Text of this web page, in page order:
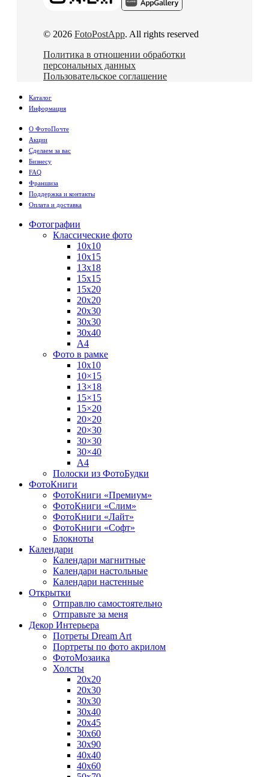
© 2026 FotoPostApp. All rights reserved
Политика в отношении обработки
персональных данных
Пользовательское соглашение
Каталог
Информация
О ФотоПочте
Акции
Сделаем за вас
Бизнесу
FAQ
Франшиза
Поддержка и контакты
Оплата и доставка
Фотографии
Классические фото
10х10
10х15
13х18
15х15
15х20
20х20
20х30
30х30
30х40
А4
Фото в рамке
10х10
10×15
13×18
15×15
15×20
20×20
20×30
30×30
30×40
A4
Полоски из ФотоБудки
ФотоКниги
ФотоКниги «Премиум»
ФотоКниги «Слим»
ФотоКниги «Лайт»
ФотоКниги «Софт»
Блокноты
Календари
Календари магнитные
Календари настольные
Календари настенные
Открытки
Отправлю самостоятельно
Отправьте за меня
Декор Интерьера
Потреты Dream Art
Портреты по фото акрилом
ФотоМозаика
Холсты
20х20
20х30
30х30
30х40
20х45
30х60
30х90
40х40
40х60